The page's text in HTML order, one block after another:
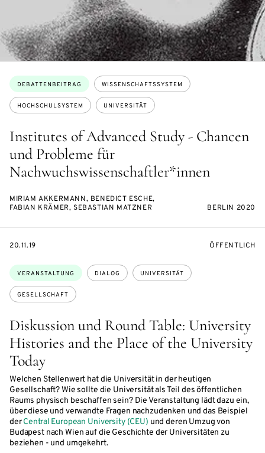
Institutes of Advanced Study - Chancen
und Probleme für
Nachwuchswissenschaftler*innen
Themen:
DEBATTENBEITRAG WISSENSCHAFTSSYSTEM
HOCHSCHULSYSTEM UNIVERSITÄT
MIRIAM AKKERMANN, BENEDICT ESCHE,
FABIAN KRÄMER, SEBASTIAN MATZNER
BERLIN 2020
Diskussion und Round Table: University
Histories and the Place of the University
Today
Welchen Stellenwert hat die Universität in der heutigen
Gesellschaft? Wie sollte die Universität als Teil des öffentlichen
Raums physisch beschaffen sein? Die Veranstaltung lädt dazu ein,
über diese und verwandte Fragen nachzudenken und das Beispiel
derCentral European University (CEU) und deren Umzug von
Budapest nach Wien auf die Geschichte der Universitäten zu
beziehen - und umgekehrt.
Themen:
VERANSTALTUNG DIALOG UNIVERSITÄT
GESELLSCHAFT
EVENTBEGINSON
20.11.19 ÖFFENTLICH